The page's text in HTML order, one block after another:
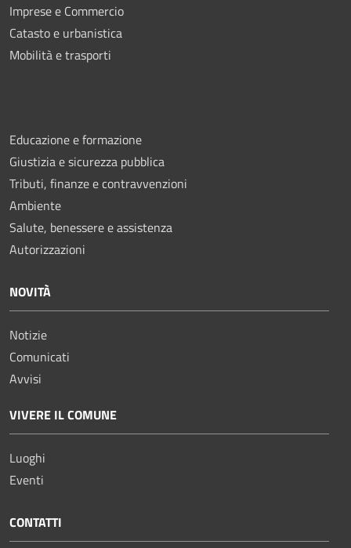
Imprese e Commercio
Catasto e urbanistica
Mobilità e trasporti
Educazione e formazione
Giustizia e sicurezza pubblica
Tributi, finanze e contravvenzioni
Ambiente
Salute, benessere e assistenza
Autorizzazioni
NOVITÀ
Notizie
Comunicati
Avvisi
VIVERE IL COMUNE
Luoghi
Eventi
CONTATTI